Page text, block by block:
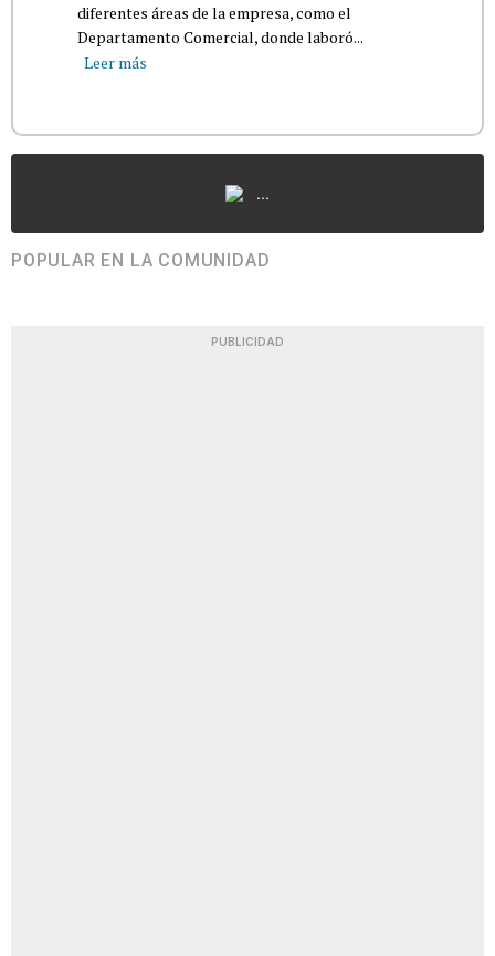
diferentes áreas de la empresa, como el
Departamento Comercial, donde laboró...
Leer más
...
POPULAR EN LA COMUNIDAD
PUBLICIDAD